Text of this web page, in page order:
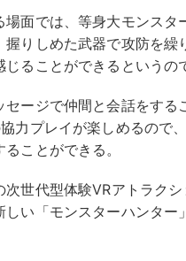
場面では、等身大モンスタ
握りしめた武器で攻防を繰
ることができるというの
セージで仲間と会話をする
力プレイが楽しめるので
ことができる。
次世代型体験VRアトラク
しい「モンスターハンター